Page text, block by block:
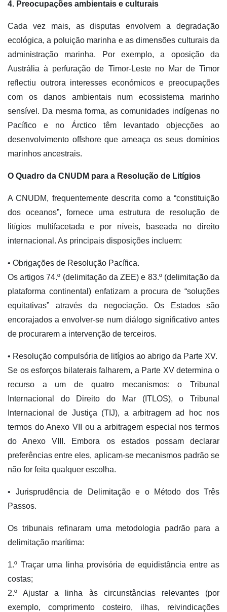
4. Preocupações ambientais e culturais
Cada vez mais, as disputas envolvem a degradação
ecológica, a poluição marinha e as dimensões culturais da
administração marinha. Por exemplo, a oposição da
Austrália à perfuração de Timor-Leste no Mar de Timor
reflectiu outrora interesses económicos e preocupações
com os danos ambientais num ecossistema marinho
sensível. Da mesma forma, as comunidades indígenas no
Pacífico e no Árctico têm levantado objecções ao
desenvolvimento offshore que ameaça os seus domínios
marinhos ancestrais.
O Quadro da CNUDM para a Resolução de Litígios
A CNUDM, frequentemente descrita como a “constituição
dos oceanos”, fornece uma estrutura de resolução de
litígios multifacetada e por níveis, baseada no direito
internacional. As principais disposições incluem:
• Obrigações de Resolução Pacífica.
Os artigos 74.º (delimitação da ZEE) e 83.º (delimitação da
plataforma continental) enfatizam a procura de “soluções
equitativas” através da negociação. Os Estados são
encorajados a envolver-se num diálogo significativo antes
de procurarem a intervenção de terceiros.
• Resolução compulsória de litígios ao abrigo da Parte XV.
Se os esforços bilaterais falharem, a Parte XV determina o
recurso a um de quatro mecanismos: o Tribunal
Internacional do Direito do Mar (ITLOS), o Tribunal
Internacional de Justiça (TIJ), a arbitragem ad hoc nos
termos do Anexo VII ou a arbitragem especial nos termos
do Anexo VIII. Embora os estados possam declarar
preferências entre eles, aplicam-se mecanismos padrão se
não for feita qualquer escolha.
• Jurisprudência de Delimitação e o Método dos Três
Passos.
Os tribunais refinaram uma metodologia padrão para a
delimitação marítima:
1.º Traçar uma linha provisória de equidistância entre as
costas;
2.º Ajustar a linha às circunstâncias relevantes (por
exemplo, comprimento costeiro, ilhas, reivindicações